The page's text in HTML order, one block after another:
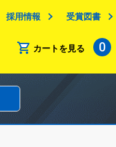
採用情報 受賞図書
カートを見る 0